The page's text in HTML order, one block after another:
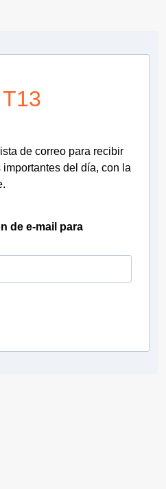
de correo para recibir
del día, con la
de e-mail para